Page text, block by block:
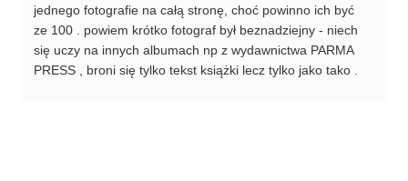
jednego fotografie na całą stronę, choć powinno ich być
ze 100 . powiem krótko fotograf był beznadziejny - niech
się uczy na innych albumach np z wydawnictwa PARMA
PRESS , broni się tylko tekst książki lecz tylko jako tako .